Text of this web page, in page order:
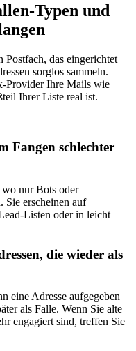
und
Postfach, das eingerichtet
sorglos sammeln.
Ihre Mails wie
Ihrer Liste real ist.
Fangen schlechter
wo nur Bots oder
Sie erscheinen auf
oder in leicht
die wieder als
eine Adresse aufgegeben
als Falle. Wenn Sie alte
engagiert sind, treffen Sie